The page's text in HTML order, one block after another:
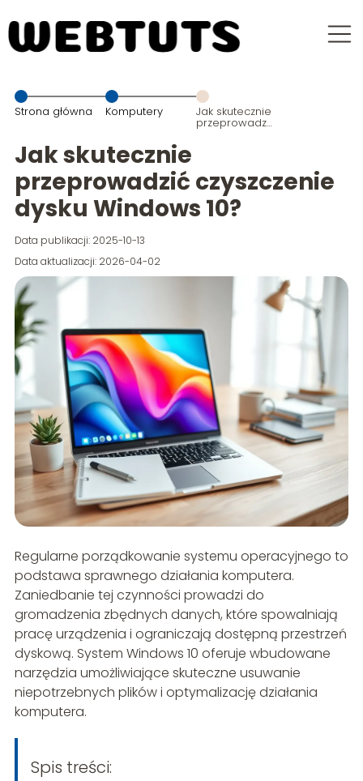
Strona główna Komputery Jak skutecznie
przeprowadzić
Jak skutecznie
przeprowadzić czyszczenie
dysku Windows 10?
Data publikacji: 2025-10-13
Data aktualizacji: 2026-04-02
Regularne porządkowanie systemu operacyjnego to
podstawa sprawnego działania komputera.
Zaniedbanie tej czynności prowadzi do
gromadzenia zbędnych danych, które spowalniają
pracę urządzenia i ograniczają dostępną przestrzeń
dyskową. System Windows 10 oferuje wbudowane
narzędzia umożliwiające skuteczne usuwanie
niepotrzebnych plików i optymalizację działania
komputera.
Spis treści: